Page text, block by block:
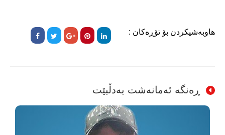
هاوبەشیکردن بۆ تۆڕەکان :
ڕەنگە ئەمانەشت بەدڵبێت